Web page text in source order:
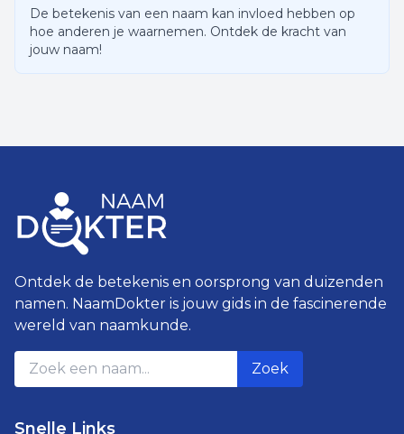
De betekenis van een naam kan invloed hebben op
hoe anderen je waarnemen. Ontdek de kracht van
jouw naam!
Ontdek de betekenis en oorsprong van duizenden
namen. NaamDokter is jouw gids in de fascinerende
wereld van naamkunde.
Zoek
Snelle Links